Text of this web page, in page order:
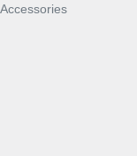
Accessories